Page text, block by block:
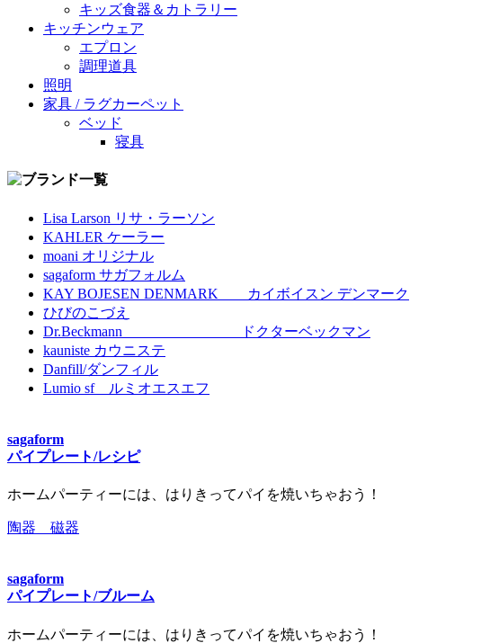
キッズ食器＆カトラリー
キッチンウェア
エプロン
調理道具
照明
家具 / ラグカーペット
ベッド
寝具
Lisa Larson リサ・ラーソン
KAHLER ケーラー
moani オリジナル
sagaform サガフォルム
KAY BOJESEN DENMARK カイボイスン デンマーク
ひびのこづえ
Dr.Beckmann ドクターベックマン
kauniste カウニステ
Danfill/ダンフィル
Lumio sf ルミオエスエフ
sagaform
パイプレート/レシピ
ホームパーティーには、はりきってパイを焼いちゃおう！
陶器 磁器
sagaform
パイプレート/ブルーム
ホームパーティーには、はりきってパイを焼いちゃおう！